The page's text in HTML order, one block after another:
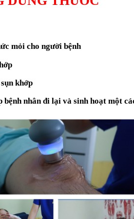
mỏi cho người bệnh
khớp
nhân đi lại và sinh hoạt một